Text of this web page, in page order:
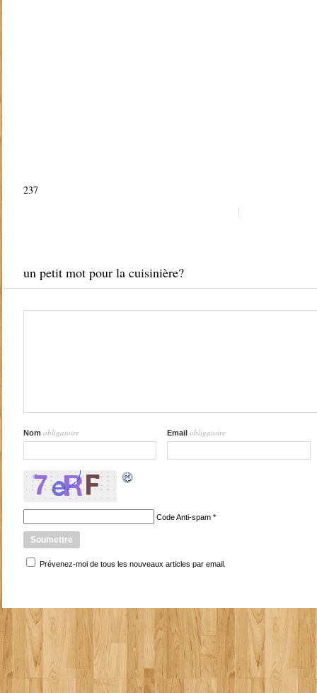
237
un petit mot pour la cuisinière?
Nom obligatoire Email obligatoire
Code Anti-spam*
Prévenez-moi de tous les nouveaux articles par email.